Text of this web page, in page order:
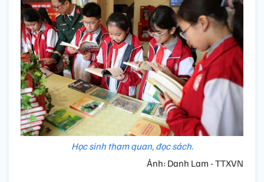
Học sinh tham quan, đọc sách.
Ảnh: Danh Lam - TTXVN